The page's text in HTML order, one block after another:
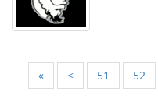
« < 51 52